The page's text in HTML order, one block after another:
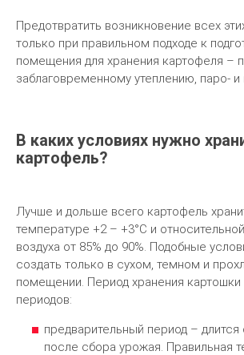
Предотвратить возникновение всех
только при правильном подходе к
помещения для хранения картофеля –
заблаговременному утеплению, паро- и
В каких условиях нужно
картофель?
Лучше и дольше всего картофель
температуре +2 – +3°С и
воздуха от 85% до 90%. Подобные
создать только в сухом, темном и
помещении. Период хранения картошки
периодов:
предварительный период – длится
после сбора урожая. Правильная